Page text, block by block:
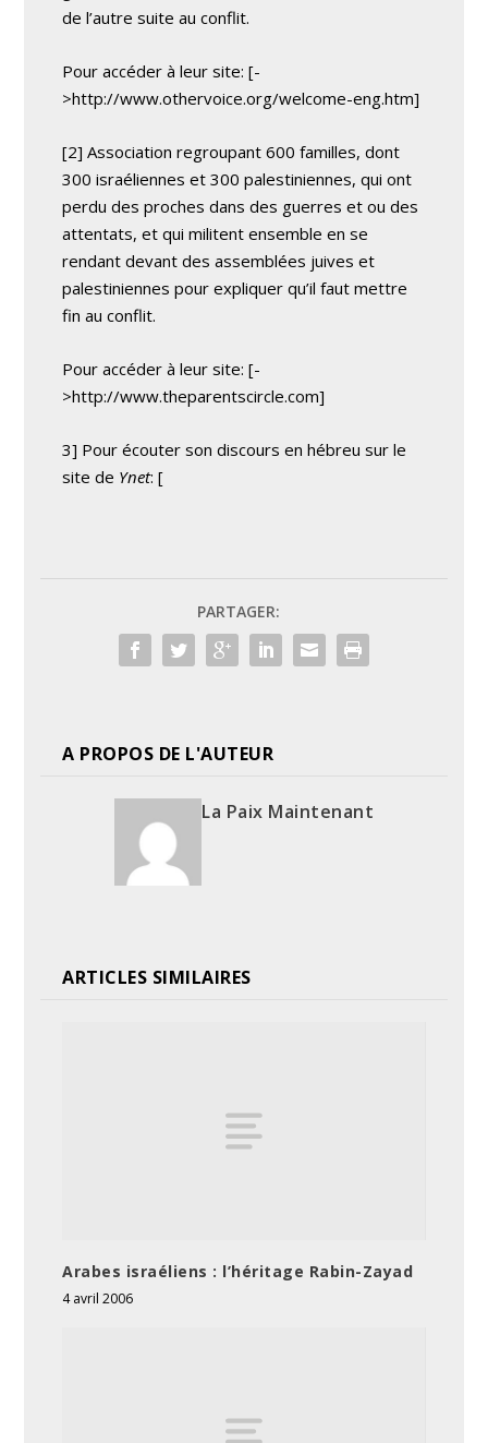
de l’autre suite au conflit.
Pour accéder à leur site: [-
>http://www.othervoice.org/welcome-eng.htm]
[2] Association regroupant 600 familles, dont
300 israéliennes et 300 palestiniennes, qui ont
perdu des proches dans des guerres et ou des
attentats, et qui militent ensemble en se
rendant devant des assemblées juives et
palestiniennes pour expliquer qu’il faut mettre
fin au conflit.
Pour accéder à leur site: [-
>http://www.theparentscircle.com]
3] Pour écouter son discours en hébreu sur le
site de Ynet: [
PARTAGER:
A PROPOS DE L'AUTEUR
La Paix Maintenant
ARTICLES SIMILAIRES
Arabes israéliens : l’héritage Rabin-Zayad
4 avril 2006